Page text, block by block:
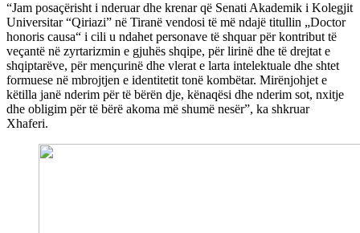
“Jam posaçërisht i nderuar dhe krenar që Senati Akademik i Kolegjit
Universitar “Qiriazi” në Tiranë vendosi të më ndajë titullin „Doctor
honoris causa“ i cili u ndahet personave të shquar për kontribut të
veçantë në zyrtarizmin e gjuhës shqipe, për lirinë dhe të drejtat e
shqiptarëve, për mençurinë dhe vlerat e larta intelektuale dhe shtet
formuese në mbrojtjen e identitetit tonë kombëtar. Mirënjohjet e
këtilla janë nderim për të bërën dje, kënaqësi dhe nderim sot, nxitje
dhe obligim për të bërë akoma më shumë nesër”, ka shkruar
Xhaferi.